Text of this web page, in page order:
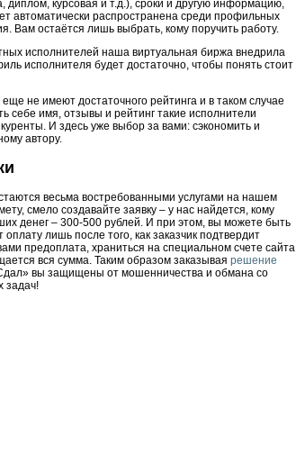
диплом, курсовая и т.д.), сроки и другую информацию,
автоматически распространена среди профильных
Вам остаётся лишь выбрать, кому поручить работу.
исполнителей наша виртуальная биржа внедрила
исполнителя будет достаточно, чтобы понять стоит
не имеют достаточного рейтинга и в таком случае
себе имя, отзывы и рейтинг такие исполнители
И здесь уже выбор за вами: сэкономить и
автору.
весьма востребованными услугами на нашем
смело создавайте заявку – у нас найдется, кому
денег – 300-500 рублей. И при этом, вы можете быть
лишь после того, как заказчик подтвердит
предоплата, храниться на специальном счете сайта
вся сумма. Таким образом заказывая решение
вы защищены от мошенничества и обмана со
задач!